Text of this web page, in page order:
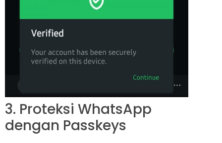
3. Proteksi WhatsApp
dengan Passkeys